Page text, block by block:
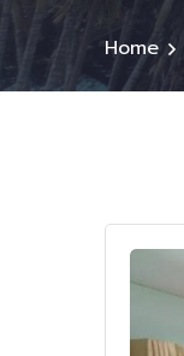
Home